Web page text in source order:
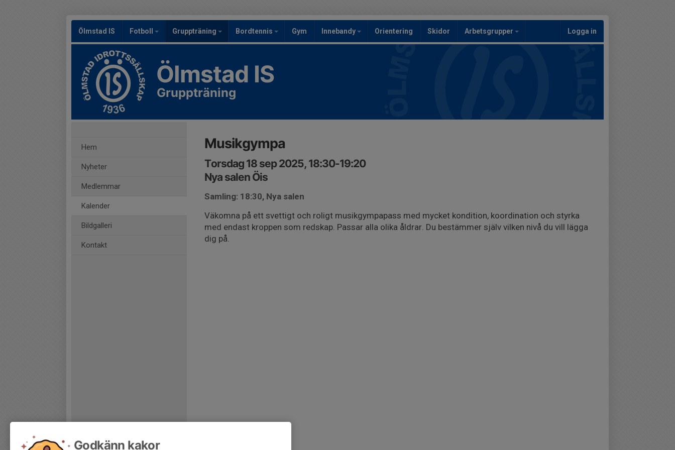
Ölmstad IS Fotboll Gruppträning Bordtennis Gym Innebandy Orientering Skidor Arbetsgrupper Logga in
Ölmstad IS
Gruppträning
Hem
Nyheter
Medlemmar
Kalender
Bildgalleri
Kontakt
Musikgympa
Torsdag 18 sep 2025, 18:30-19:20
Nya salen Öis
Samling: 18:30, Nya salen
Väkomna på ett svettigt och roligt musikgympapass med mycket kondition, koordination och styrka
med endast kroppen som redskap. Passar alla olika åldrar. Du bestämmer själv vilken nivå du vill lägga
dig på.
Godkänn kakor